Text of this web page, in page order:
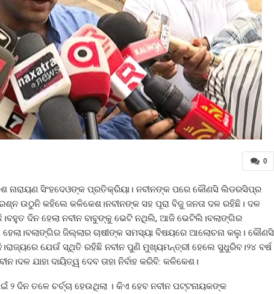
0
ନାରାୟଣ ସିଂହଦେଓଙ୍କ ପ୍ରତିକ୍ରିୟା। ନବୀନଙ୍କ ପରେ କୌଣସି ଲିଡରସିପ୍‌ର
ଉଠୁନି କହିଲେ କଳିକେଶ।ନବୀନଙ୍କ ସହ ପୂରା ବିଜୁ ଜନତା ଦଳ ରହିଛି। ଦଳ
ଦିନ ହେଲା ନବୀନ ବାବୁଙ୍କୁ ଭେଟି ନଥିଲି, ଆଜି ଭେଟିଲି।ବଲାଙ୍ଗିର
ଜିଲ୍ଲାର ଚାଷୀଙ୍କ ସମସ୍ୟା ବିଷୟରେ ଆଲୋଚନା କଲୁ। କୌଣସି
ଯେଉଁ ସ୍ଥିତି ରହିଛି ନବୀନ ପୁଣି ମୁଖ୍ୟମନ୍ତ୍ରୀ ହେଲେ ସୁଧୁରିବ।୨୪ ବର୍ଷ
ଯାହା ଦାୟିତ୍ୱ ଦେବ ତାହା ନିର୍ବାହ କରିବି: କଳିକେଶ।
୨ ଦିନ ତଳେ ଚର୍ଚ୍ଚା ହେଉଥିଲା । କିଏ ହେବ ନବୀନ ପଟ୍ଟନାୟକଙ୍କ